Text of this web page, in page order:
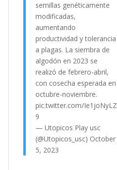
semillas genéticamente
modificadas,
aumentando
productividad y tolerancia
a plagas. La siembra de
algodón en 2023 se
realizó de febrero-abril,
con cosecha esperada en
octubre-noviembre.
pic.twitter.com/Ie1joNyLZ
9
— Utopicos Play usc
(@Utopicos_usc) October
5, 2023